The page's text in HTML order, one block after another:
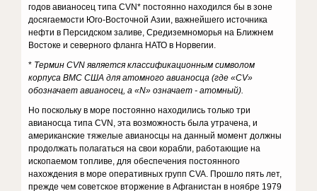
годов авианосец типа CVN* постоянно находился бы в зоне
досягаемости Юго-Восточной Азии, важнейшего источника
нефти в Персидском заливе, Средиземноморья на Ближнем
Востоке и северного фланга НАТО в Норвегии.
* Термин CVN является классификационным символом
корпуса ВМС США для атомного авианосца (где «CV»
обозначает авианосец, а «N» означает - атомный).
Но поскольку в море постоянно находились только три
авианосца типа CVN, эта возможность была утрачена, и
американские тяжелые авианосцы на данный момент должны
продолжать полагаться на свои корабли, работающие на
ископаемом топливе, для обеспечения постоянного
нахождения в море оперативных групп CVA. Прошло пять лет,
прежде чем советское вторжение в Афганистан в ноябре 1979